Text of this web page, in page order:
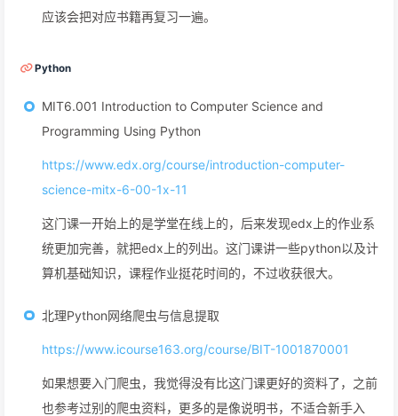
应该会把对应书籍再复习一遍。
Python
MIT6.001 Introduction to Computer Science and
Programming Using Python
https://www.edx.org/course/introduction-computer-
science-mitx-6-00-1x-11
这门课一开始上的是学堂在线上的，后来发现edx上的作业系
统更加完善，就把edx上的列出。这门课讲一些python以及计
算机基础知识，课程作业挺花时间的，不过收获很大。
北理Python网络爬虫与信息提取
https://www.icourse163.org/course/BIT-1001870001
如果想要入门爬虫，我觉得没有比这门课更好的资料了，之前
也参考过别的爬虫资料，更多的是像说明书，不适合新手入